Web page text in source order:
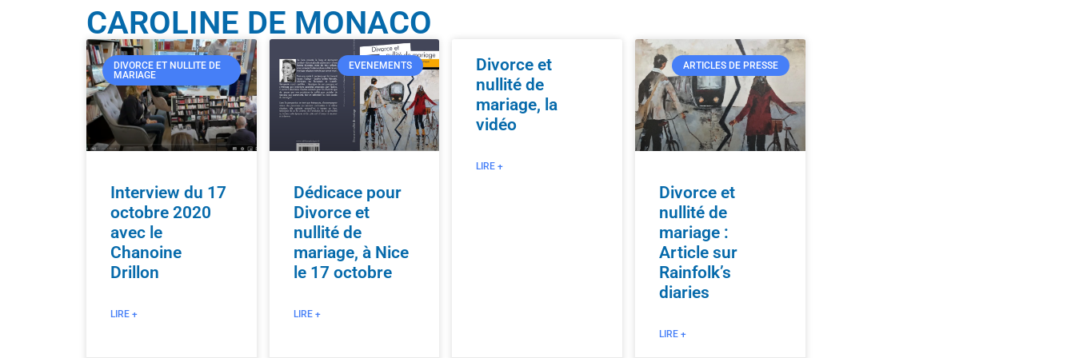
CAROLINE DE MONACO
DIVORCE ET NULLITE DE
MARIAGE
Interview du 17
octobre 2020
avec le
Chanoine
Drillon
LIRE +
EVENEMENTS
Dédicace pour
Divorce et
nullité de
mariage, à Nice
le 17 octobre
LIRE +
Divorce et
nullité de
mariage, la
vidéo
LIRE +
ARTICLES DE PRESSE
Divorce et
nullité de
mariage :
Article sur
Rainfolk’s
diaries
LIRE +